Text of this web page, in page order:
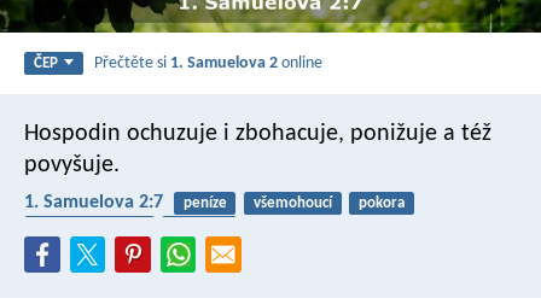
ČEP Přečtěte si 1. Samuelova 2 online
Hospodin ochuzuje i zbohacuje, ponižuje a též
povyšuje.
1. Samuelova 2:7 peníze všemohoucí
pokora